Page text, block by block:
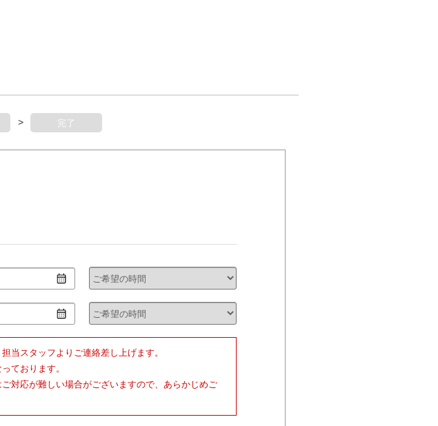
> 完了
当スタッフよりご連絡差し上げます。
ております。
対応が難しい場合がございますので、あらかじめご